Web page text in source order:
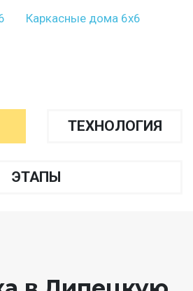
Каркасные дома 6х6
ТЕХНОЛОГИЯ
ЭТАПЫ